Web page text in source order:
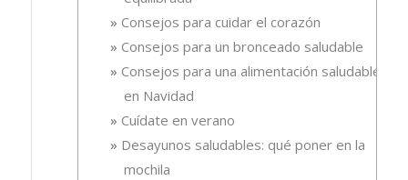
Consejos para cuidar el corazón
Consejos para un bronceado saludable
Consejos para una alimentación saludable
en Navidad
Cuídate en verano
Desayunos saludables: qué poner en la
mochila